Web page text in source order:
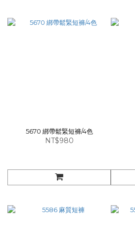
5670 綁帶鬆緊短褲/4色
NT$980